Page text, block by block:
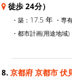
徒歩 24分）
・築： 17.5 年 ・専
・都市計画(用途地域)
8. 京都府 京都市 伏